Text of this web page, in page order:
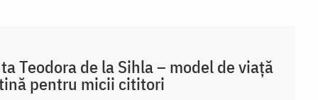
Teodora de la Sihla – model de viaţă
pentru micii cititori